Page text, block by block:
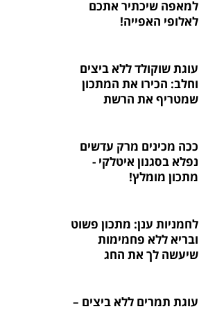
למאפה שיכתיר אתכם
לאלופי האפייה!
עוגת שוקולד ללא ביצים
וחלב: הכירו את המתכון
שמטריף את הרשת
ככה מכינים מרק עדשים
נפלא בסגנון איטלקי -
מתכון מומלץ!
לחמניות ענן: מתכון פשוט
ובריא ללא פחמימות
שיעשה לך את החג
עוגת תמרים ללא ביצים –